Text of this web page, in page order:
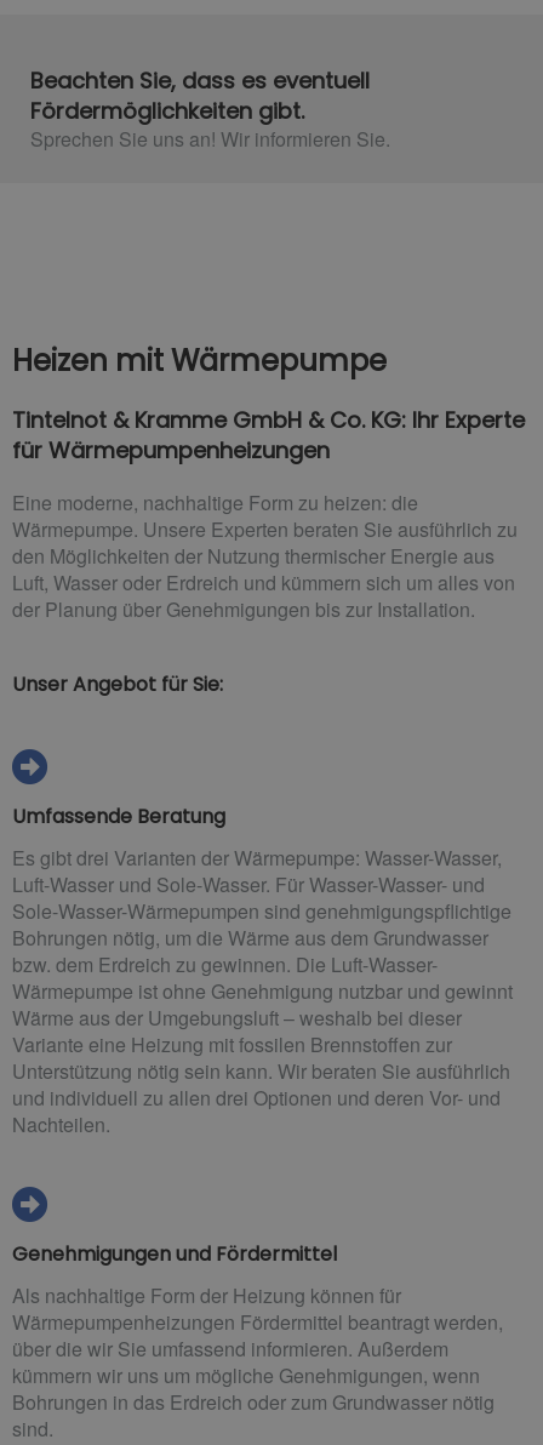
Beachten Sie, dass es eventuell
Fördermöglichkeiten gibt.
Sprechen Sie uns an! Wir informieren Sie.
Heizen mit Wärmepumpe
Tintelnot & Kramme GmbH & Co. KG: Ihr Experte
für Wärmepumpenheizungen
Eine moderne, nachhaltige Form zu heizen: die
Wärmepumpe. Unsere Experten beraten Sie ausführlich zu
den Möglichkeiten der Nutzung thermischer Energie aus
Luft, Wasser oder Erdreich und kümmern sich um alles von
der Planung über Genehmigungen bis zur Installation.
Unser Angebot für Sie:
Umfassende Beratung
Es gibt drei Varianten der Wärmepumpe: Wasser-Wasser,
Luft-Wasser und Sole-Wasser. Für Wasser-Wasser- und
Sole-Wasser-Wärmepumpen sind genehmigungspflichtige
Bohrungen nötig, um die Wärme aus dem Grundwasser
bzw. dem Erdreich zu gewinnen. Die Luft-Wasser-
Wärmepumpe ist ohne Genehmigung nutzbar und gewinnt
Wärme aus der Umgebungsluft – weshalb bei dieser
Variante eine Heizung mit fossilen Brennstoffen zur
Unterstützung nötig sein kann. Wir beraten Sie ausführlich
und individuell zu allen drei Optionen und deren Vor- und
Nachteilen.
Genehmigungen und Fördermittel
Als nachhaltige Form der Heizung können für
Wärmepumpenheizungen Fördermittel beantragt werden,
über die wir Sie umfassend informieren. Außerdem
kümmern wir uns um mögliche Genehmigungen, wenn
Bohrungen in das Erdreich oder zum Grundwasser nötig
sind.